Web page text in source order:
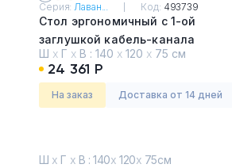
Серия:Лаван... Код: 493739
Стол эргономичный с 1-ой
заглушкой кабель-канала
Таксония светлая
Ш х Г х В : 140 х 120 х 75 см
24 361 Р
На заказ Доставка от 14 дней
Ш х Г х В : 140х 120х 75см